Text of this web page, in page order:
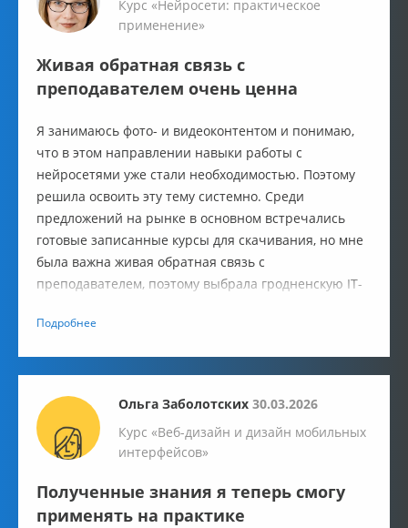
Курс «Нейросети: практическое
применение»
Живая обратная связь с
преподавателем очень ценна
Я занимаюсь фото- и видеоконтентом и понимаю,
что в этом направлении навыки работы с
нейросетями уже стали необходимостью. Поэтому
решила освоить эту тему системно. Среди
предложений на рынке в основном встречались
готовые записанные курсы для скачивания, но мне
была важна живая обратная связь с
преподавателем, поэтому выбрала гродненскую IT-
здесь в 2021 году и осталась довольна качеством.
Подробнее
Ольга Заболотских 30.03.2026
Курс «Веб-дизайн и дизайн мобильных
интерфейсов»
Полученные знания я теперь смогу
применять на практике